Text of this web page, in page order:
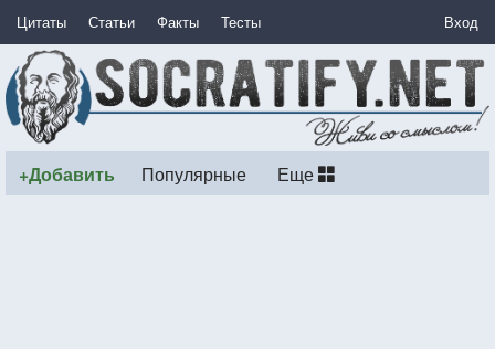
Цитаты Статьи Факты Тесты Вход
+Добавить Популярные Еще